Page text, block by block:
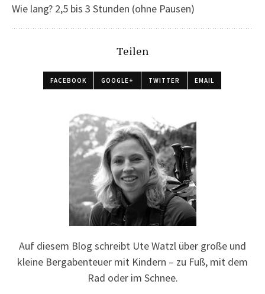
Wie lang? 2,5 bis 3 Stunden (ohne Pausen)
Teilen
FACEBOOK GOOGLE+ TWITTER EMAIL
Auf diesem Blog schreibt Ute Watzl über große und
kleine Bergabenteuer mit Kindern – zu Fuß, mit dem
Rad oder im Schnee.